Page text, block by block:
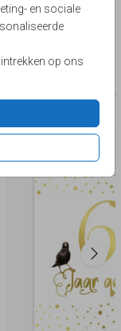
en sociale
op ons
naar
voor je